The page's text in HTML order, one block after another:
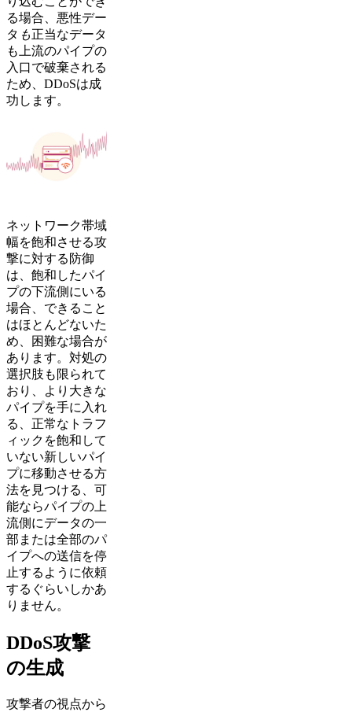
る場合、悪性デー
タ も正当なデータ
も上流のパイプの
入口で破棄される
ため、DDoSは成
功します。
ネットワーク帯域
幅を飽和させる攻
撃に対する防御
は、飽和したパイ
プの下流側にいる
場合、できること
はほとんどないた
め、困難な場合が
あります。対処の
選択肢も限られて
おり、より大きな
パイプを手に入れ
る、正常なトラフ
ィックを飽和して
いない新しいパイ
プに移動させる方
法を見つける、可
能ならパイプの上
流側にデータの一
部または全部のパ
イプへの送信を停
止するように依頼
するぐらいしかあ
りません。
DDoS攻撃
の生成
攻撃者の視点から